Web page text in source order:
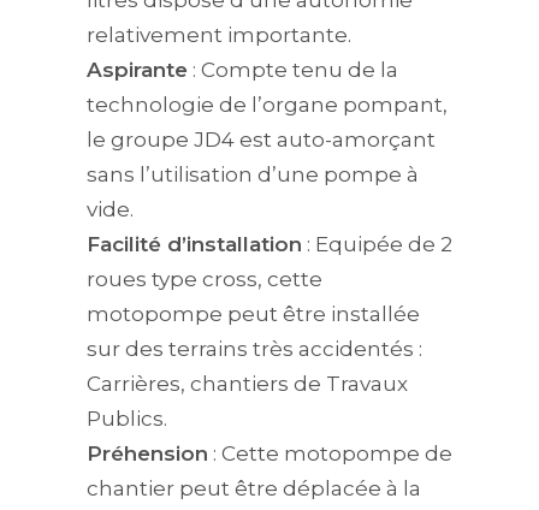
relativement importante.
Aspirante : Compte tenu de la
technologie de l’organe pompant,
le groupe JD4 est auto-amorçant
sans l’utilisation d’une pompe à
vide.
Facilité d’installation : Equipée de 2
roues type cross, cette
motopompe peut être installée
sur des terrains très accidentés :
Carrières, chantiers de Travaux
Publics.
Préhension : Cette motopompe de
chantier peut être déplacée à la